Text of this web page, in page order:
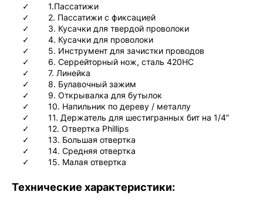
1.Пассатижи
2. Пассатижи с фиксацией
3. Кусачки для твердой проволоки
4. Кусачки для проволоки
5. Инструмент для зачистки проводов
6. Серрейторный нож, сталь 420HC
7. Линейка
8. Булавочный зажим
9. Открывалка для бутылок
10. Напильник по дереву / металлу
11. Держатель для шестигранных бит на 1/4”
12. Отвертка Phillips
13. Большая отвертка
14. Средняя отвертка
15. Малая отвертка
Технические характеристики: